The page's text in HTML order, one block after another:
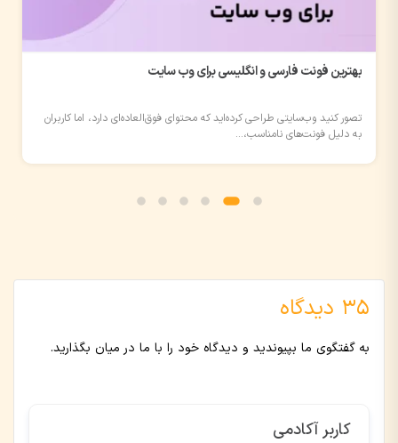
بهترین فونت فارسی و انگلیسی برای وب سایت
تصور کنید وب‌سایتی طراحی کرده‌اید که محتوای فوق‌العاده‌ای دارد، اما کاربران
به دلیل فونت‌های نامناسب،...
35 دیدگاه
به گفتگوی ما بپیوندید و دیدگاه خود را با ما در میان بگذارید.
کاربر آکادمی